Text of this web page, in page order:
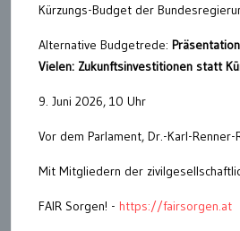
Kürzungs-Budget der
Alternative Budgetrede:
Vielen: Zukunftsinvestitionen statt
9. Juni 2026, 10 Uhr
Vor dem Parlament, Dr.-Karl-Renner-
Mit Mitgliedern der
FAIR Sorgen! - https://fairsorgen.at